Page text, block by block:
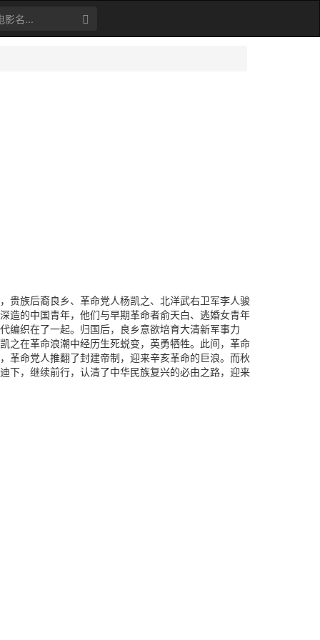
族后裔良乡、革命党人杨凯之、北洋武右卫军李人骏
造的中国青年，他们与早期革命者俞天白、逃婚女青年
编织在了一起。归国后，良乡意欲培育大清新军事力
在革命浪潮中经历生死蜕变，英勇牺牲。此间，革命
革命党人推翻了封建帝制，迎来辛亥革命的巨浪。而秋
下，继续前行，认清了中华民族复兴的必由之路，迎来